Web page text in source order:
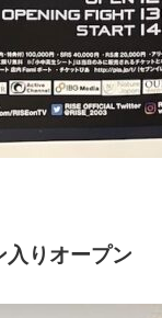
りオープン